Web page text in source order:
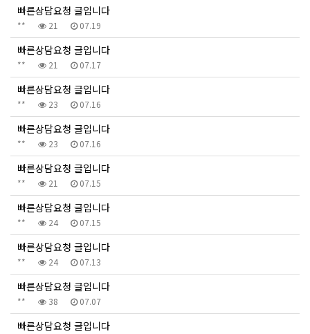
빠른상담요청 글입니다
** 21 07.19
빠른상담요청 글입니다
** 21 07.17
빠른상담요청 글입니다
** 23 07.16
빠른상담요청 글입니다
** 23 07.16
빠른상담요청 글입니다
** 21 07.15
빠른상담요청 글입니다
** 24 07.15
빠른상담요청 글입니다
** 24 07.13
빠른상담요청 글입니다
** 38 07.07
빠른상담요청 글입니다